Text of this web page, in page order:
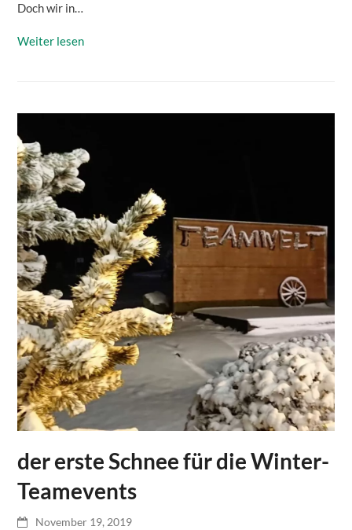
Doch wir in…
Weiter lesen
der erste Schnee für die Winter-
Teamevents
November 19, 2019